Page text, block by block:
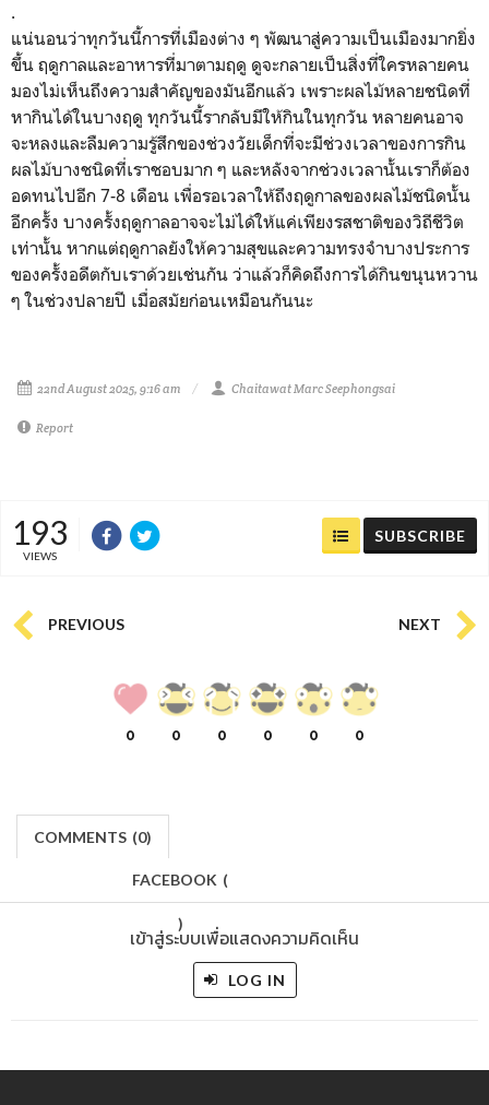
.
แน่นอนว่าทุกวันนี้การที่เมืองต่าง ๆ พัฒนาสู่ความเป็นเมืองมากยิ่ง
ขึ้น ฤดูกาลและอาหารที่มาตามฤดู ดูจะกลายเป็นสิ่งที่ใครหลายคน
มองไม่เห็นถึงความสำคัญของมันอีกแล้ว เพราะผลไม้หลายชนิดที่
หากินได้ในบางฤดู ทุกวันนี้รากลับมีให้กินในทุกวัน หลายคนอาจ
จะหลงและลืมความรู้สึกของช่วงวัยเด็กที่จะมีช่วงเวลาของการกิน
ผลไม้บางชนิดที่เราชอบมาก ๆ และหลังจากช่วงเวลานั้นเราก็ต้อง
อดทนไปอีก 7-8 เดือน เพื่อรอเวลาให้ถึงฤดูกาลของผลไม้ชนิดนั้น
อีกครั้ง บางครั้งฤดูกาลอาจจะไม่ได้ให้แค่เพียงรสชาติของวิถีชีวิต
เท่านั้น หากแต่ฤดูกาลยังให้ความสุขและความทรงจำบางประการ
ของครั้งอดีตกับเราด้วยเช่นกัน ว่าแล้วก็คิดถึงการได้กินขนุนหวาน
ๆ ในช่วงปลายปี เมื่อสมัยก่อนเหมือนกันนะ
22nd August 2025, 9:16 am Chaitawat Marc Seephongsai
Report
193
VIEWS
SUBSCRIBE
PREVIOUS NEXT
0 0 0 0 0 0
COMMENTS (0)
FACEBOOK (
)
เข้าสู่ระบบเพื่อแสดงความคิดเห็น
LOG IN